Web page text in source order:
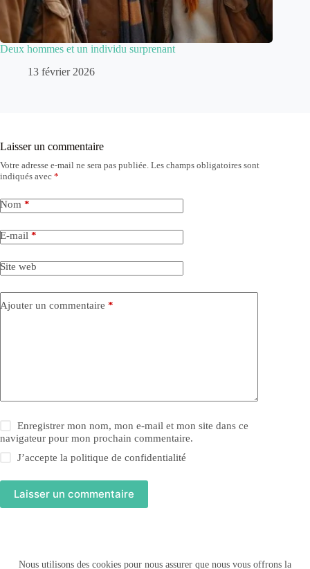
Nous utilisons des cookies pour nous assurer que nous vous offrons la
Deux hommes et un individu surprenant
13 février 2026
Laisser un commentaire
Votre adresse e-mail ne sera pas publiée. Les champs obligatoires sont
indiqués avec *
Nom *
E-mail *
Site web
Ajouter un commentaire *
Enregistrer mon nom, mon e-mail et mon site dans ce
navigateur pour mon prochain commentaire.
J’accepte lapolitique de confidentialité
Laisser un commentaire